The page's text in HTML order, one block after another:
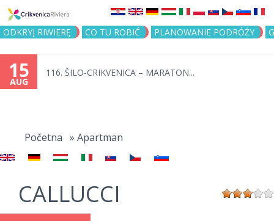
Jump to navigation
ODKRYJ RIWIERĘ CO TU ROBIĆ PLANOWANIE PODRÓŻY
15
AUG
116. ŠILO-CRIKVENICA – MARATON...
here
Početna » Apartman
CALLUCCI